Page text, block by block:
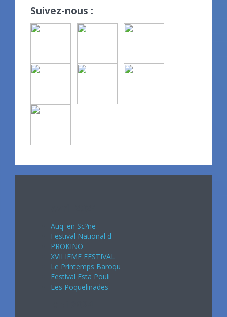
Suivez-nous :
Auq' en Sc?ne
Festival National d
PROKINO
XVII IEME FESTIVAL
Le Printemps Baroqu
Festival Esta Pouli
Les Poquelinades